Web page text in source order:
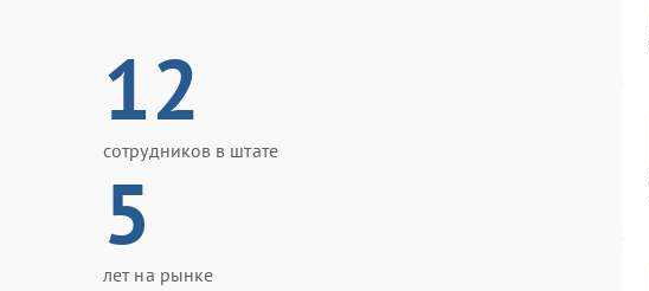
12
сотрудников в штате
5
лет на рынке